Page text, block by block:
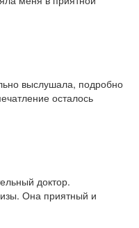
выслушала, подробно
осталось
доктор.
Она приятный и